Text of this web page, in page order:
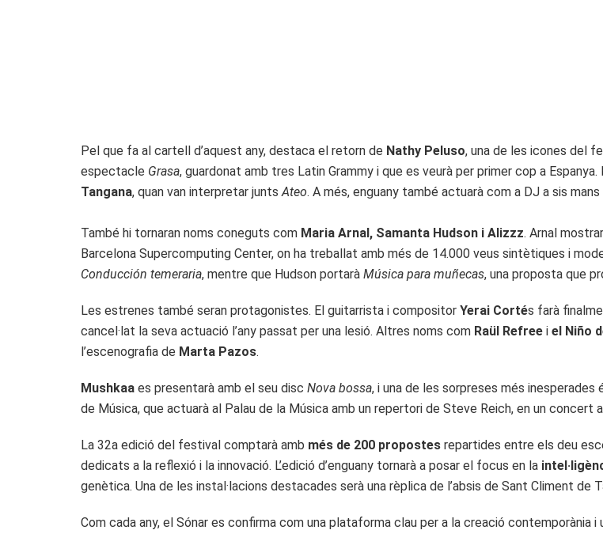
Pel que fa al cartell d’aquest any, destaca el retorn de Nathy Peluso, una de les icones del
espectacle Grasa, guardonat amb tres Latin Grammy i que es veurà per primer cop a
Tangana, quan van interpretar junts Ateo. A més, enguany també actuarà com a DJ a sis mans
També hi tornaran noms coneguts com Maria Arnal, Samanta Hudson i Alizzz. Arnal
Barcelona Supercomputing Center, on ha treballat amb més de 14.000 veus sintètiques i
Conducción temeraria, mentre que Hudson portarà Música para muñecas, una proposta que
Les estrenes també seran protagonistes. El guitarrista i compositor Yerai Cortés farà
cancel·lat la seva actuació l’any passat per una lesió. Altres noms com Raül Refree i el Niño
l’escenografia de Marta Pazos.
Mushkaa es presentarà amb el seu disc Nova bossa, i una de les sorpreses més inesperades
de Música, que actuarà al Palau de la Música amb un repertori de Steve Reich, en un concert
La 32a edició del festival comptarà amb més de 200 propostes repartides entre els deu
dedicats a la reflexió i la innovació. L’edició d’enguany tornarà a posar el focus en la
genètica. Una de les instal·lacions destacades serà una rèplica de l’absis de Sant Climent
Com cada any, el Sónar es confirma com una plataforma clau per a la creació